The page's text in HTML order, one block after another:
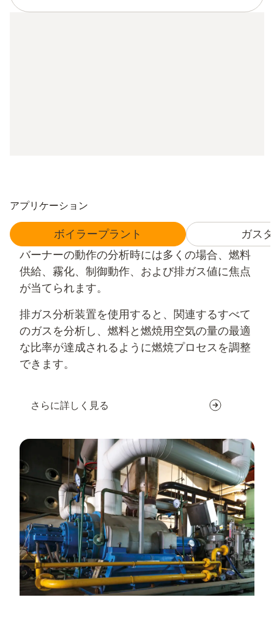
アプリケーション
ボイラープラント ガス
バーナーの動作の分析時には多くの場合、燃料
供給、霧化、制御動作、および排ガス値に焦点
が当てられます。
排ガス分析装置を使用すると、関連するすべて
のガスを分析し、燃料と燃焼用空気の量の最適
な比率が達成されるように燃焼プロセスを調整
できます。
さらに詳しく見る